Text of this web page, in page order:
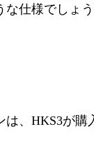
な仕様でしょ
は、HKS3が購